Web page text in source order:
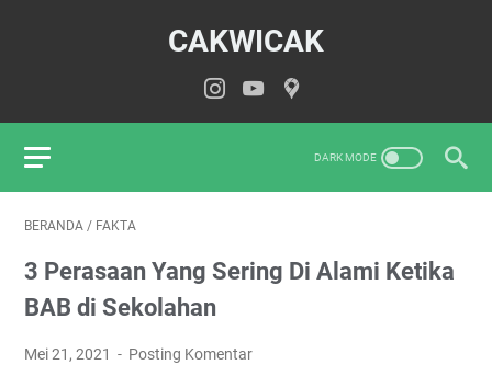
CAKWICAK
BERANDA / FAKTA
3 Perasaan Yang Sering Di Alami Ketika
BAB di Sekolahan
Mei 21, 2021 Posting Komentar